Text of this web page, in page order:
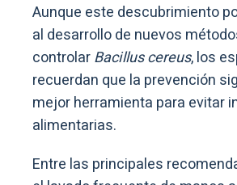
Aunque este descubrimiento
al desarrollo de nuevos
controlarBacillus cereus, los
recuerdan que la prevención
mejor herramienta para evitar
alimentarias.
Entre las principales